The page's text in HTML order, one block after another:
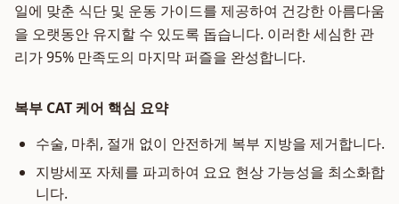
일에 맞춘 식단 및 운동 가이드를 제공하여 건강한 아름다움
을 오랫동안 유지할 수 있도록 돕습니다. 이러한 세심한 관
리가 95% 만족도의 마지막 퍼즐을 완성합니다.
복부 CAT 케어 핵심 요약
수술, 마취, 절개 없이 안전하게 복부 지방을 제거합니다.
지방세포 자체를 파괴하여 요요 현상 가능성을 최소화합
니다.